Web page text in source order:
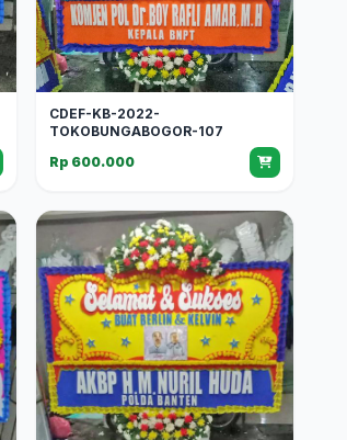
CDEF-KB-2022-
TOKOBUNGABOGOR-107
Rp 600.000